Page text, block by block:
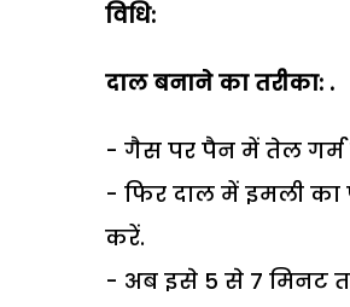
विधि:
दाल बनाने का तरीका: .
- गैस पर पैन में तेल गर्म
- फिर दाल में इमली का
करें.
- अब इसे 5 से 7 मिनट